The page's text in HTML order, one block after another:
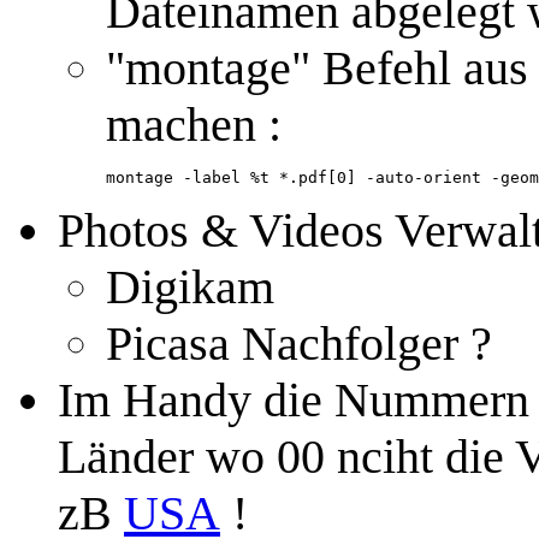
Dateinamen abgelegt
"montage" Befehl
machen :
montage -label %t *.pdf[0] -auto-orient -
Photos & Videos
Digikam
Picasa Nachfolger ?
Im Handy die
Länder wo 00 nciht die
zB USA !